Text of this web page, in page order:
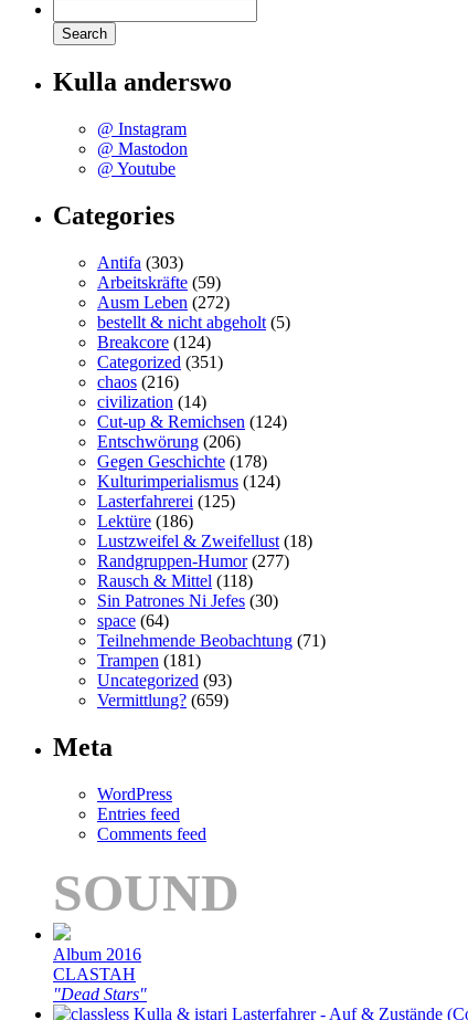
Kulla anderswo
@ Instagram
@ Mastodon
@ Youtube
Categories
Antifa (303)
Arbeitskräfte (59)
Ausm Leben (272)
bestellt & nicht abgeholt (5)
Breakcore (124)
Categorized (351)
chaos (216)
civilization (14)
Cut-up & Remichsen (124)
Entschwörung (206)
Gegen Geschichte (178)
Kulturimperialismus (124)
Lasterfahrerei (125)
Lektüre (186)
Lustzweifel & Zweifellust (18)
Randgruppen-Humor(277)
Rausch & Mittel (118)
Sin Patrones Ni Jefes (30)
space (64)
Teilnehmende Beobachtung (71)
Trampen (181)
Uncategorized (93)
Vermittlung? (659)
Meta
WordPress
Entries feed
Comments feed
SOUND
Album 2016
CLASTAH
"Dead Stars"